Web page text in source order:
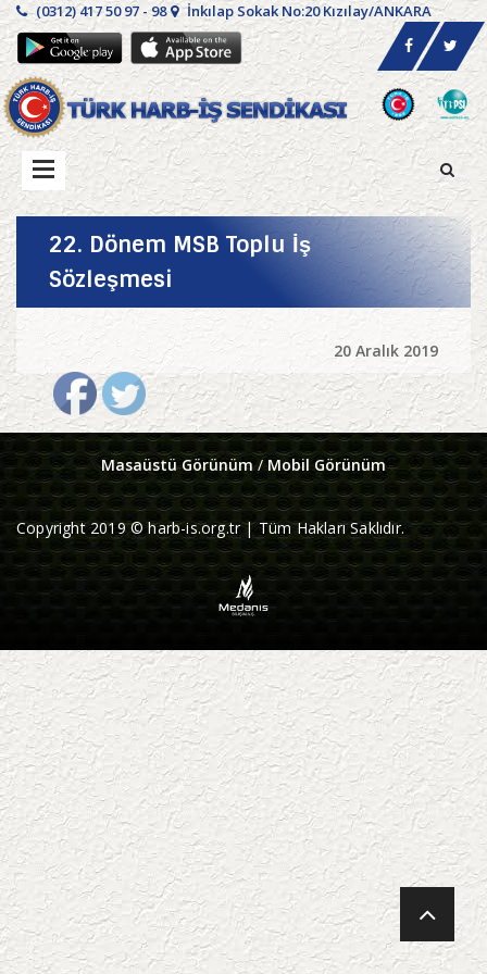
(0312) 417 50 97 - 98 İnkılap Sokak No:20 Kızılay/ANKARA
22. Dönem MSB Toplu İş
Sözleşmesi
20 Aralık 2019
Masaüstü Görünüm/ Mobil Görünüm
Copyright 2019 © harb-is.org.tr | Tüm Hakları Saklıdır.